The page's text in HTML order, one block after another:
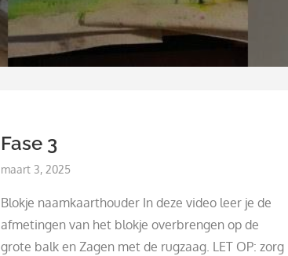
Fase 3
Posted
maart 3, 2025
Blokje naamkaarthouder In deze video leer je de
afmetingen van het blokje overbrengen op de
grote balk en Zagen met de rugzaag. LET OP: zorg